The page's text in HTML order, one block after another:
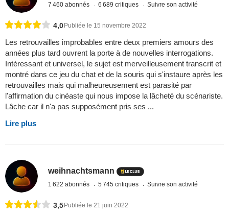
7 460 abonnés 6 689 critiques Suivre son activité
4,0Publiée le 15 novembre 2022
Les retrouvailles improbables entre deux premiers amours des
années plus tard ouvrent la porte à de nouvelles interrogations.
Intéressant et universel, le sujet est merveilleusement transcrit et
montré dans ce jeu du chat et de la souris qui s'instaure après les
retrouvailles mais qui malheureusement est parasité par
l'affirmation du cinéaste qui nous impose la lâcheté du scénariste.
Lâche car il n'a pas supposément pris ses ...
Lire plus
weihnachtsmann
1 622 abonnés 5 745 critiques Suivre son activité
3,5Publiée le 21 juin 2022